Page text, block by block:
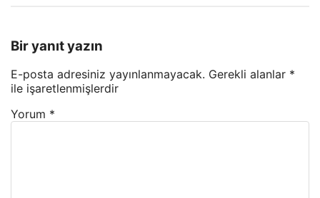
Bir yanıt yazın
E-posta adresiniz yayınlanmayacak. Gerekli alanlar *
ile işaretlenmişlerdir
Yorum *